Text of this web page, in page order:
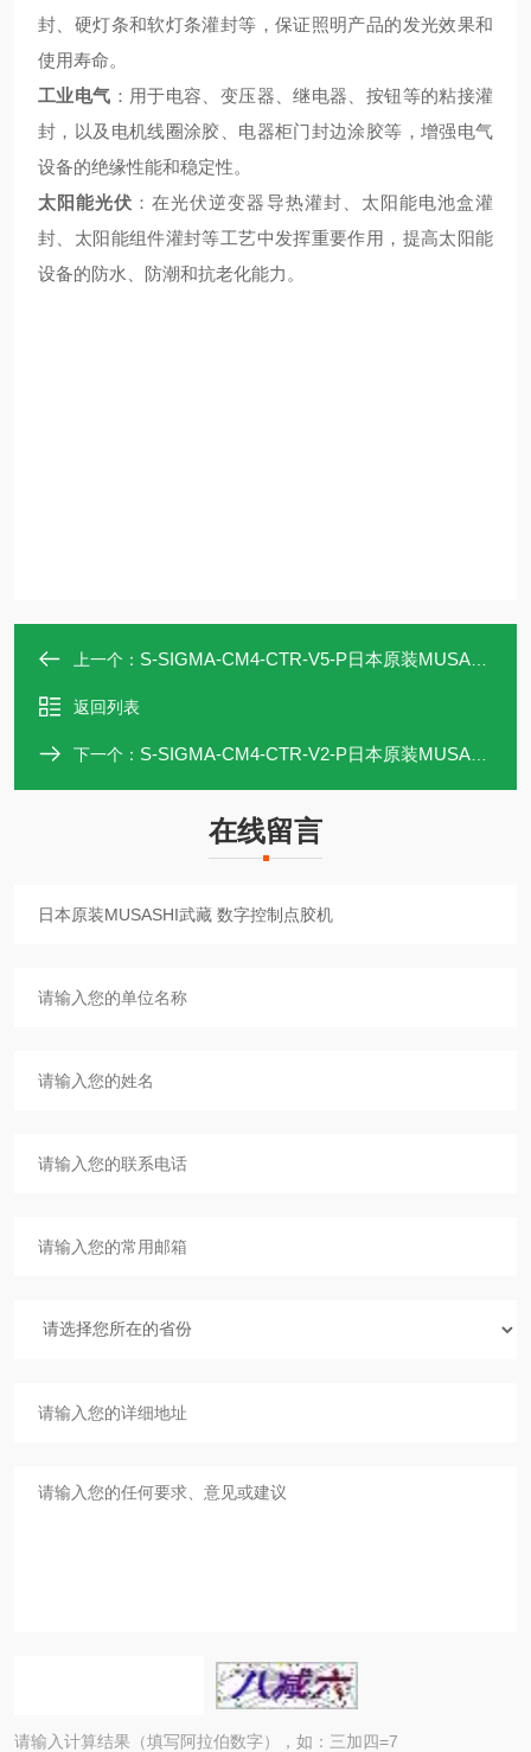
封、硬灯条和软灯条灌封等，保证照明产品的发光效果和
使用寿命。
工业电气 ：用于电容、变压器、继电器、按钮等的粘接灌
封，以及电机线圈涂胶、电器柜门封边涂胶等，增强电气
设备的绝缘性能和稳定性。
太阳能光伏 ：在光伏逆变器导热灌封、太阳能电池盒灌
封、太阳能组件灌封等工艺中发挥重要作用，提高太阳能
设备的防水、防潮和抗老化能力。
上一个： S-SIGMA-CM4-CTR-V5-P日本原装MUSASHI武藏 数字控制点胶机
返回列表
下一个： S-SIGMA-CM4-CTR-V2-P日本原装MUSASHI武藏 数字控制点胶机
在线留言
请输入计算结果（填写阿拉伯数字），如：三加四=7